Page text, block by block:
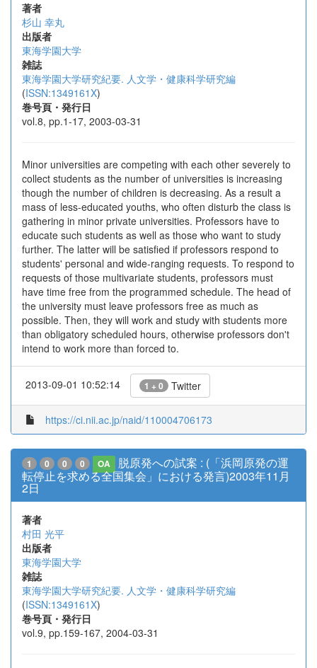
著者
杉山 幸丸
出版者
東海学園大学
雑誌
東海学園大学研究紀要. 人文学・健康科学研究編
(ISSN:1349161X)
巻号頁・発行日
vol.8, pp.1-17, 2003-03-31
Minor universities are competing with each other severely to
collect students as the number of universities is increasing
though the number of children is decreasing. As a result a
mass of less-educated youths, who often disturb the class is
gathering in minor private universities. Professors have to
educate such students as well as those who want to study
further. The latter will be satisfied if professors respond to
students' personal and wide-ranging requests. To respond to
requests of those multivariate students, professors must
have time free from the programmed schedule. The head of
the university must leave professors free as much as
possible. Then, they will work and study with students more
than obligatory scheduled hours, otherwise professors don't
intend to work more than forced to.
2013-09-01 10:52:14 1 + 0 Twitter
https://ci.nii.ac.jp/naid/110004706173
1 0 0 0 OA
脱原発への試案 : (「浜岡原発の運
転停止を求める全国集会」における発言)2003年11月
2日
著者
村田 光平
出版者
東海学園大学
雑誌
東海学園大学研究紀要. 人文学・健康科学研究編
(ISSN:1349161X)
巻号頁・発行日
vol.9, pp.159-167, 2004-03-31